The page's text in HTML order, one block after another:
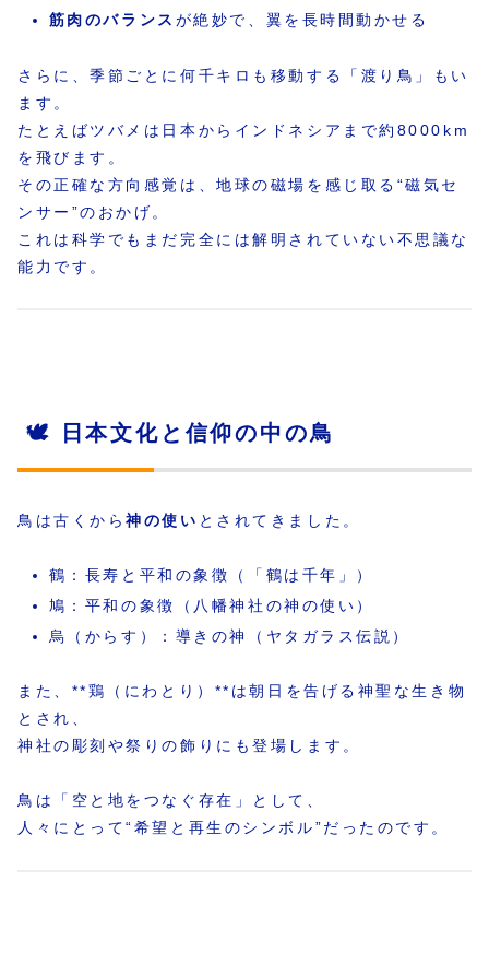
筋肉のバランス が絶妙で、翼を長時間動かせる
さらに、季節ごとに何千キロも移動する「渡り鳥」もい
ます。
たとえばツバメは日本からインドネシアまで約8000km
を飛びます。
その正確な方向感覚は、地球の磁場を感じ取る“磁気セ
ンサー”のおかげ。
これは科学でもまだ完全には解明されていない不思議な
能力です。
🕊 日本文化と信仰の中の鳥
鳥は古くから神の使い とされてきました。
鶴：長寿と平和の象徴（「鶴は千年」）
鳩：平和の象徴（八幡神社の神の使い）
烏（からす）：導きの神（ヤタガラス伝説）
また、**鶏（にわとり）**は朝日を告げる神聖な生き物
とされ、
神社の彫刻や祭りの飾りにも登場します。
鳥は「空と地をつなぐ存在」として、
人々にとって“希望と再生のシンボル”だったのです。